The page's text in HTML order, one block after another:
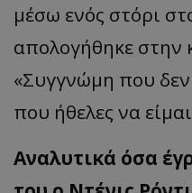
μέσω ενός στόρι
απολογήθηκε στην
«Συγγνώμη που
που ήθελες να
Αναλυτικά όσα